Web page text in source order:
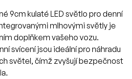
9cm kulaté LED světlo pro denní
mlhovými světly je
doplňkem vašeho vozu.
svícení jsou ideální pro náhradu
světel, čímž zvyšují bezpečnost